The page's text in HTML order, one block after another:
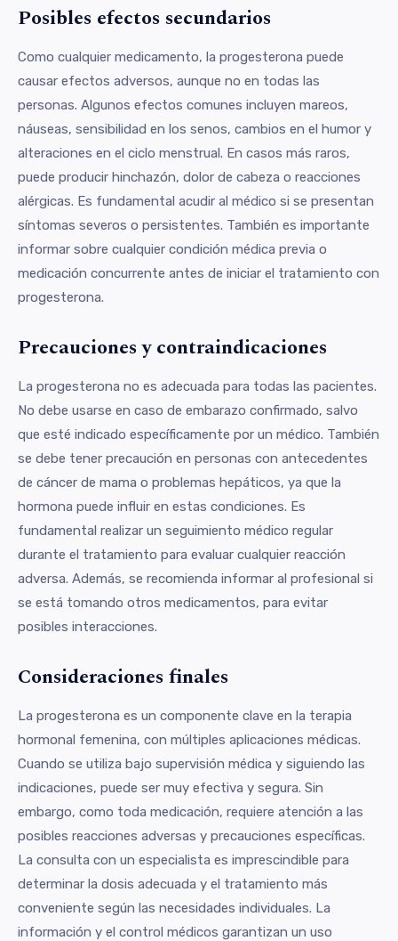
Posibles efectos secundarios
Como cualquier medicamento, la progesterona puede
causar efectos adversos, aunque no en todas las
personas. Algunos efectos comunes incluyen mareos,
náuseas, sensibilidad en los senos, cambios en el humor y
alteraciones en el ciclo menstrual. En casos más raros,
puede producir hinchazón, dolor de cabeza o reacciones
alérgicas. Es fundamental acudir al médico si se presentan
síntomas severos o persistentes. También es importante
informar sobre cualquier condición médica previa o
medicación concurrente antes de iniciar el tratamiento con
progesterona.
Precauciones y contraindicaciones
La progesterona no es adecuada para todas las pacientes.
No debe usarse en caso de embarazo confirmado, salvo
que esté indicado específicamente por un médico. También
se debe tener precaución en personas con antecedentes
de cáncer de mama o problemas hepáticos, ya que la
hormona puede influir en estas condiciones. Es
fundamental realizar un seguimiento médico regular
durante el tratamiento para evaluar cualquier reacción
adversa. Además, se recomienda informar al profesional si
se está tomando otros medicamentos, para evitar
posibles interacciones.
Consideraciones finales
La progesterona es un componente clave en la terapia
hormonal femenina, con múltiples aplicaciones médicas.
Cuando se utiliza bajo supervisión médica y siguiendo las
indicaciones, puede ser muy efectiva y segura. Sin
embargo, como toda medicación, requiere atención a las
posibles reacciones adversas y precauciones específicas.
La consulta con un especialista es imprescindible para
determinar la dosis adecuada y el tratamiento más
conveniente según las necesidades individuales. La
información y el control médicos garantizan un uso